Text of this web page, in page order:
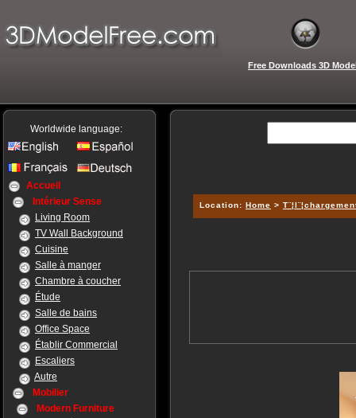
Free Downloads 3D
Worldwide language:
Accueil
Intérieur Sense
Living Room
TV Wall Background
Cuisine
Salle à manger
Chambre à coucher
Étude
Salle de bains
Office Space
Établir Commercial
Escaliers
Autre
Mobilier
Modern Furniture
Location: Home >